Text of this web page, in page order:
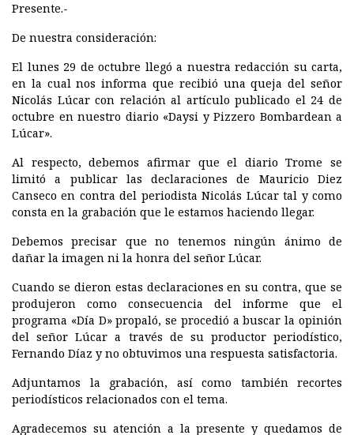
Presente.-
De nuestra consideración:
El lunes 29 de octubre llegó a nuestra redacción su carta,
en la cual nos informa que recibió una queja del señor
Nicolás Lúcar con relación al artículo publicado el 24 de
octubre en nuestro diario «Daysi y Pizzero Bombardean a
Lúcar».
Al respecto, debemos afirmar que el diario Trome se
limitó a publicar las declaraciones de Mauricio Diez
Canseco en contra del periodista Nicolás Lúcar tal y como
consta en la grabación que le estamos haciendo llegar.
Debemos precisar que no tenemos ningún ánimo de
dañar la imagen ni la honra del señor Lúcar.
Cuando se dieron estas declaraciones en su contra, que se
produjeron como consecuencia del informe que el
programa «Día D» propaló, se procedió a buscar la opinión
del señor Lúcar a través de su productor periodístico,
Fernando Díaz y no obtuvimos una respuesta satisfactoria.
Adjuntamos la grabación, así como también recortes
periodísticos relacionados con el tema.
Agradecemos su atención a la presente y quedamos de